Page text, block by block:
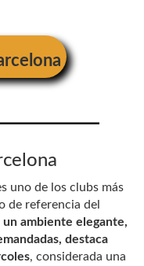
uno de los clubs más
de referencia del
un ambiente elegante,
destaca
, considerada una